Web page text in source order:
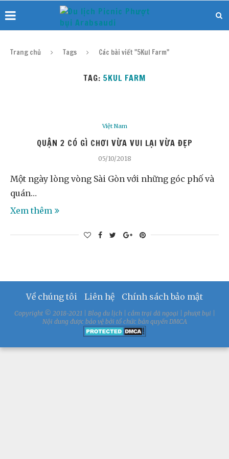
Trang chủ Tags Các bài viết "5Kul Farm"
TAG: 5KUL FARM
Việt Nam
QUẬN 2 CÓ GÌ CHƠI VỪA VUI LẠI VỪA ĐẸP
05/10/2018
Một ngày lòng vòng Sài Gòn với những góc phố và
quán…
Xem thêm
Về chúng tôi Liên hệ Chính sách bảo mật
Copyright © 2018-2021 | Blog du lịch | cắm trại dã ngoại | phượt bụi |
Nội dung được bảo vệ bởi tổ chức bản quyền DMCA